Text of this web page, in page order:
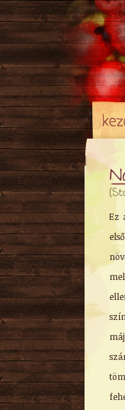
Ez
Egynyári
Évelő
Rizómás
Örökzöld
Sziklakerti
Alacsony
Közepes
Magas
Tavaszi
Őszi
Kúszó
Mediterrán
Virágzó cserje